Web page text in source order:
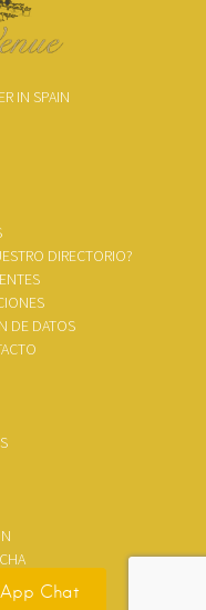
IN SPAIN
DIRECTORIO?
DE DATOS
Chat